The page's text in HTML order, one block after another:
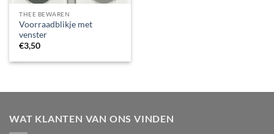
THEE BEWAREN
Voorraadblikje met
venster
€3,50
WAT KLANTEN VAN ONS VINDEN